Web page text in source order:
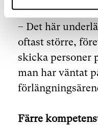
– Det här
oftast större,
skicka personer
man har väntat
Färre